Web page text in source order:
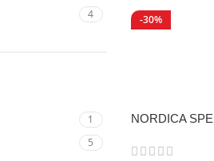
4
1
5
-30%
NORDICA